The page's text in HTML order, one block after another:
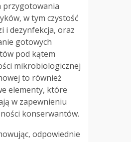
przygotowania
w tym czystość
i dezynfekcja, oraz
gotowych
pod kątem
mikrobiologicznej
to również
elementy, które
w zapewnieniu
konserwantów.
odpowiednie